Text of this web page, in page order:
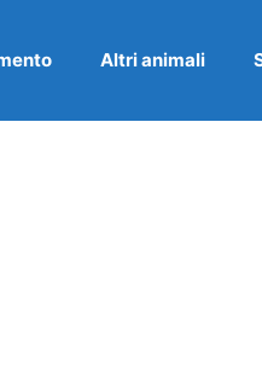
Altri animali